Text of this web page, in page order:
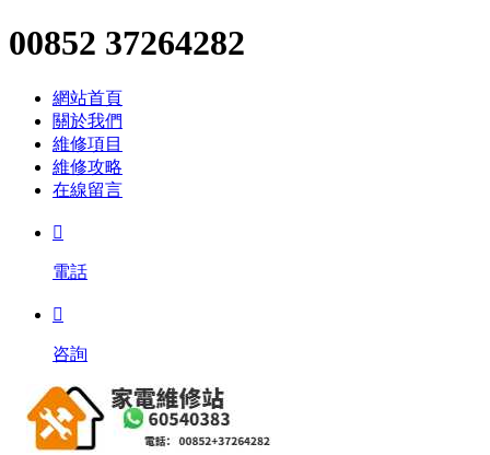
00852 37264282
網站首頁
關於我們
維修項目
維修攻略
在線留言

電話

咨詢